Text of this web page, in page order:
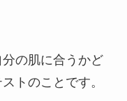
の肌に合うかど
トのことです。